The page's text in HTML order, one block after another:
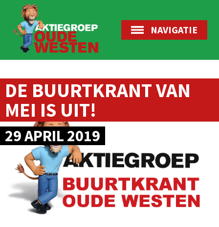
NAVIGATIE
DE BUURTKRANT VAN
MEI IS UIT!
29 APRIL 2019